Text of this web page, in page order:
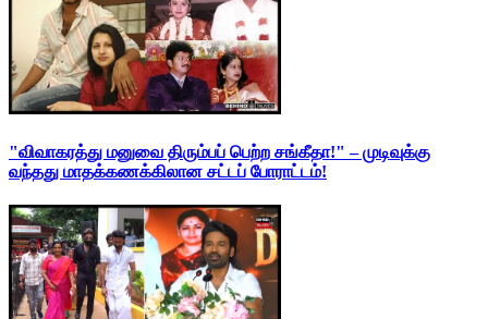
"விவாகரத்து மனுவை திரும்பப் பெற்ற சங்கீதா!" – முடிவுக்கு
வந்தது மாதக்கணக்கிலான சட்டப் போராட்டம்!